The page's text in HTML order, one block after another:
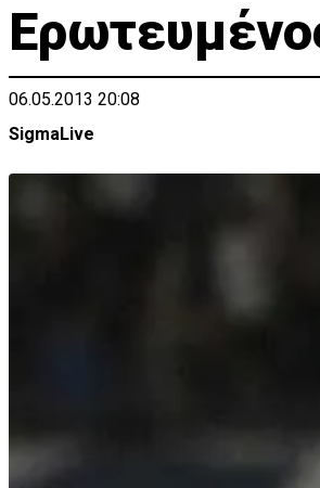
06.05.2013 20:08
SigmaLive